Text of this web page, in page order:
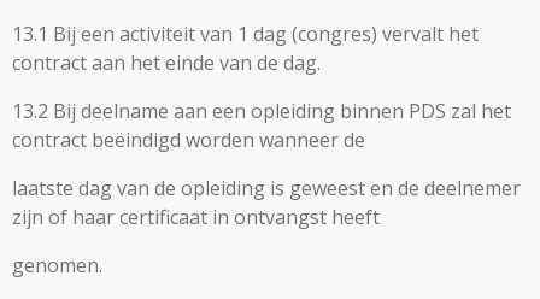
13.1 Bij een activiteit van 1 dag (congres) vervalt het
contract aan het einde van de dag.
13.2 Bij deelname aan een opleiding binnen PDS zal het
contract beëindigd worden wanneer de
laatste dag van de opleiding is geweest en de deelnemer
zijn of haar certificaat in ontvangst heeft
genomen.